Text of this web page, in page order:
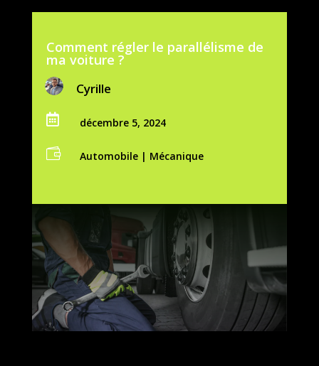
Comment régler le parallélisme de
ma voiture ?
Cyrille
 décembre 5, 2024
 Automobile| Mécanique